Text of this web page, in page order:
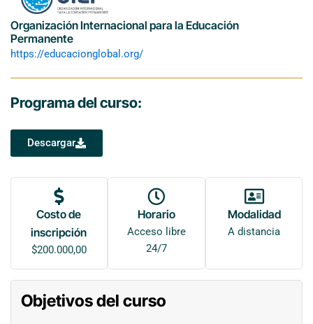
Organización Internacional para la Educación
Permanente
https://educacionglobal.org/
Programa del curso:
Descargar
Costo de
inscripción
$200.000,00
Horario
Acceso libre
24/7
Modalidad
A distancia
Objetivos del curso